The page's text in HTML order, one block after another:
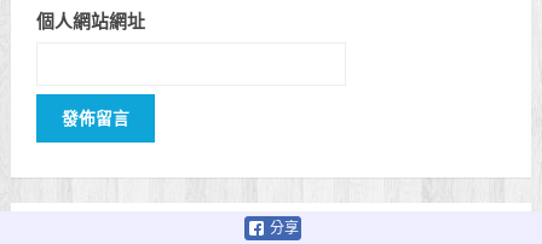
個人網站網址
分享